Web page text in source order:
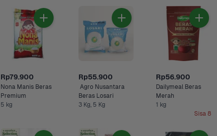
Rp79.900
Nona Manis Beras
5 kg
Rp55.900
Agro Nusantara
3 Kg, 5 Kg
Rp56.900
Dailymeal Beras
Merah
1 kg
Sisa 8